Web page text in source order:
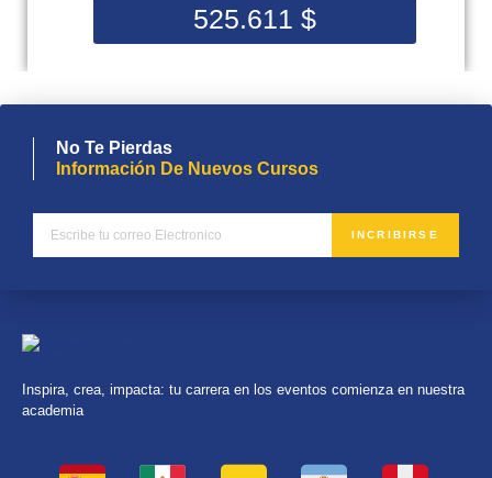
525.611 $
No Te Pierdas
Información De Nuevos Cursos
INCRIBIRSE
Inspira, crea, impacta: tu carrera en los eventos comienza en nuestra
academia